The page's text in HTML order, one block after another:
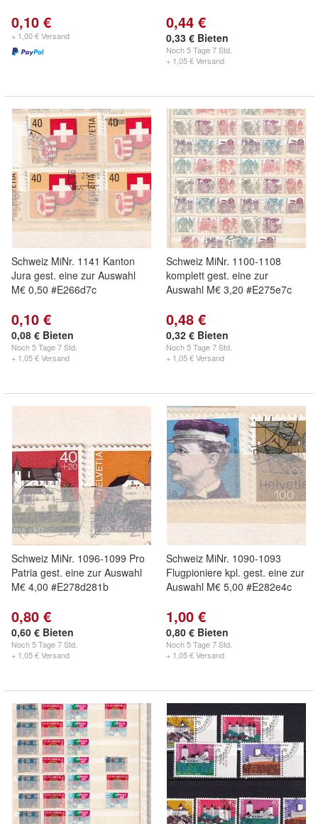
0,10 €
+ 1,00 € Versand
0,44 €
0,33 € Bieten
Noch5 Tage 7 Std.
+ 1,05 € Versand
Schweiz MiNr. 1141 Kanton
Jura gest. eine zur Auswahl
M€ 0,50 #E266d7c
0,10 €
0,08 € Bieten
Noch5 Tage 7 Std.
+ 1,05 € Versand
Schweiz MiNr. 1100-1108
komplett gest. eine zur
Auswahl M€ 3,20 #E275e7c
0,48 €
0,32 € Bieten
Noch5 Tage 7 Std.
+ 1,05 € Versand
Schweiz MiNr. 1096-1099 Pro
Patria gest. eine zur Auswahl
M€ 4,00 #E278d281b
0,80 €
0,60 € Bieten
Noch5 Tage 7 Std.
+ 1,05 € Versand
Schweiz MiNr. 1090-1093
Flugpioniere kpl. gest. eine zur
Auswahl M€ 5,00 #E282e4c
1,00 €
0,80 € Bieten
Noch5 Tage 7 Std.
+ 1,05 € Versand